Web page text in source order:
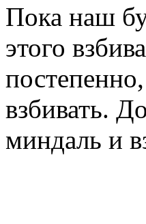
Пока наш
этого
взбивать.
миндаль и